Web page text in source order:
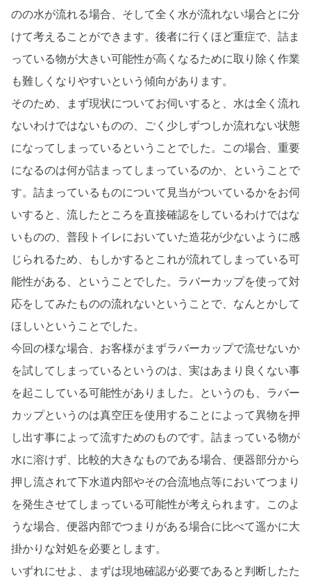
のの水が流れる場合、そして全く水が流れない場合とに分
けて考えることができます。後者に行くほど重症で、詰ま
っている物が大きい可能性が高くなるために取り除く作業
も難しくなりやすいという傾向があります。
そのため、まず現状についてお伺いすると、水は全く流れ
ないわけではないものの、ごく少しずつしか流れない状態
になってしまっているということでした。この場合、重要
になるのは何が詰まってしまっているのか、ということで
す。詰まっているものについて見当がついているかをお伺
いすると、流したところを直接確認をしているわけではな
いものの、普段トイレにおいていた造花が少ないように感
じられるため、もしかするとこれが流れてしまっている可
能性がある、ということでした。ラバーカップを使って対
応をしてみたものの流れないということで、なんとかして
ほしいということでした。
今回の様な場合、お客様がまずラバーカップで流せないか
を試してしまっているというのは、実はあまり良くない事
を起こしている可能性がありました。というのも、ラバー
カップというのは真空圧を使用することによって異物を押
し出す事によって流すためのものです。詰まっている物が
水に溶けず、比較的大きなものである場合、便器部分から
押し流されて下水道内部やその合流地点等においてつまり
を発生させてしまっている可能性が考えられます。このよ
うな場合、便器内部でつまりがある場合に比べて遥かに大
掛かりな対処を必要とします。
いずれにせよ、まずは現地確認が必要であると判断したた